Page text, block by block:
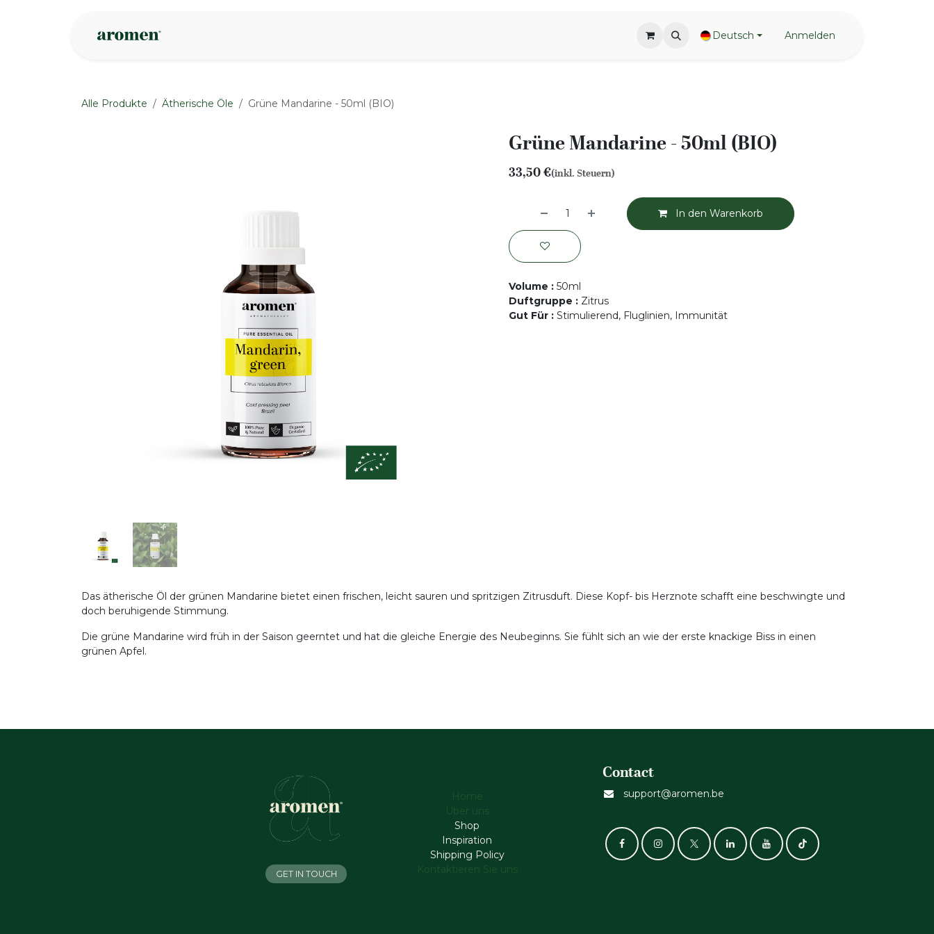
Deutsch Anmelden
Alle Produkte Ätherische Öle Grüne Mandarine - 50ml (BIO)
Grüne Mandarine - 50ml (BIO)
33,50€(inkl. Steuern)
In den Warenkorb
Volume : 50ml
Duftgruppe : Zitrus
Gut Für : Stimulierend, Fluglinien, Immunität
Das ätherische Öl der grünen Mandarine bietet einen frischen, leicht sauren und spritzigen Zitrusduft. Diese Kopf- bis Herznote schafft eine beschwingte und
doch beruhigende Stimmung.
Die grüne Mandarine wird früh in der Saison geerntet und hat die gleiche Energie des Neubeginns. Sie fühlt sich an wie der erste knackige Biss in einen
grünen Apfel.
Home
Über uns
Shop
Inspiration
Shipping Policy
Kontaktieren Sie uns
Contact
support@aromen.be
GET IN TOUCH